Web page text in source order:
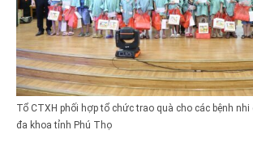
Tổ CTXH phối hợp tổ chức trao quà cho các bệnh nhi
đa khoa tỉnh Phú Thọ